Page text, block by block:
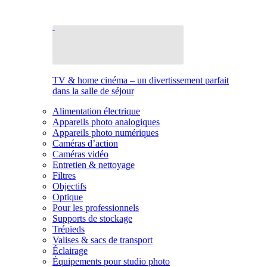
TV & home cinéma – un divertissement parfait
dans la salle de séjour
Alimentation électrique
Appareils photo analogiques
Appareils photo numériques
Caméras d’action
Caméras vidéo
Entretien & nettoyage
Filtres
Objectifs
Optique
Pour les professionnels
Supports de stockage
Trépieds
Valises & sacs de transport
Éclairage
Équipements pour studio photo